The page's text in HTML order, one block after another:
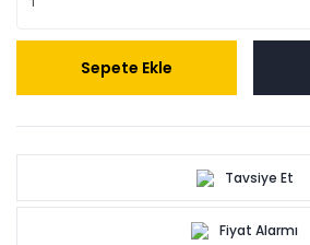
Sepete Ekle
Tavsiye Et
Fiyat Alarmı